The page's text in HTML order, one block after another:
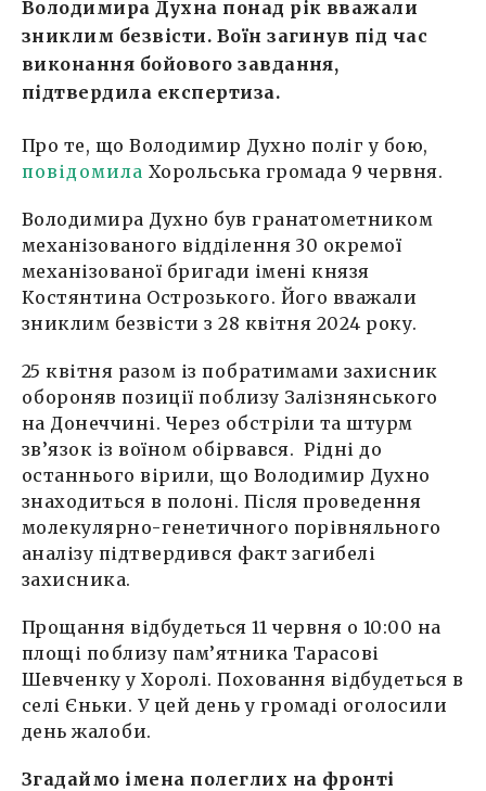
Володимира Духна понад рік вважали
зниклим безвісти. Воїн загинув під час
виконання бойового завдання,
підтвердила експертиза.
Про те, що Володимир Духно поліг у бою,
повідомила Хорольська громада 9 червня.
Володимира Духно був гранатометником
механізованого відділення 30 окремої
механізованої бригади імені князя
Костянтина Острозького. Його вважали
зниклим безвісти з 28 квітня 2024 року.
25 квітня разом із побратимами захисник
обороняв позиції поблизу Залізнянського
на Донеччині. Через обстріли та штурм
зв’язок із воїном обірвався. Рідні до
останнього вірили, що Володимир Духно
знаходиться в полоні. Після проведення
молекулярно-генетичного порівняльного
аналізу підтвердився факт загибелі
захисника.
Прощання відбудеться 11 червня о 10:00 на
площі поблизу пам’ятника Тарасові
Шевченку у Хоролі. Поховання відбудеться в
селі Єньки. У цей день у громаді оголосили
день жалоби.
Згадаймо імена полеглих на фронті